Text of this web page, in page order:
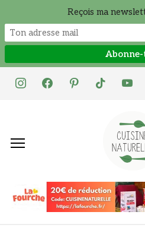
instagramfacebookpinteresttiktok
Reçois ma